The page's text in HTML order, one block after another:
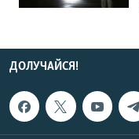
ДОЛУЧАЙСЯ!